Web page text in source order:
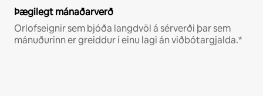
Þægilegt mánaðarverð
Orlofseignir sem bjóða langdvöl á sérverði þar sem
mánuðurinn er greiddur í einu lagi án viðbótargjalda.*